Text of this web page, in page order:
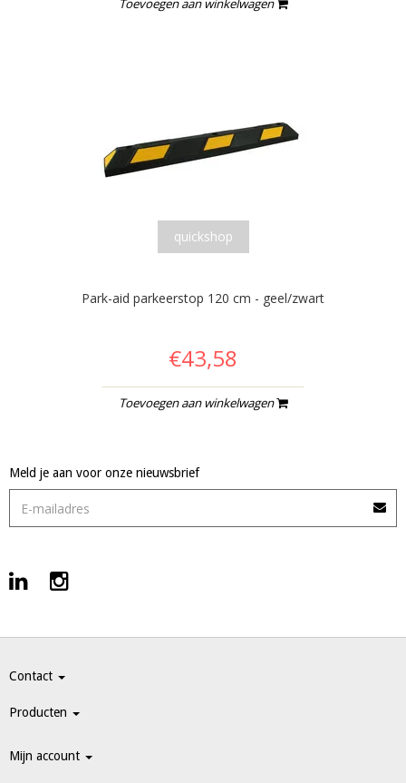
Toevoegen aan winkelwagen
quickshop
Park-aid parkeerstop 120 cm - geel/zwart
€43,58
Toevoegen aan winkelwagen
Meld je aan voor onze nieuwsbrief
Contact
Producten
Mijn account